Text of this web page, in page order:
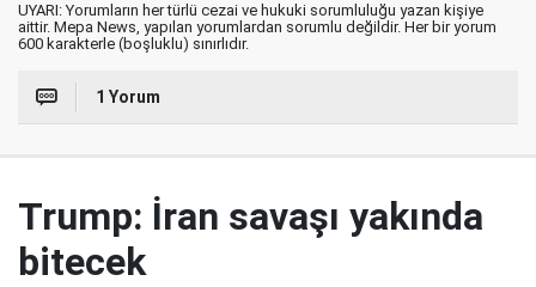
UYARI: Yorumların her türlü cezai ve hukuki sorumluluğu yazan kişiye
aittir. Mepa News, yapılan yorumlardan sorumlu değildir. Her bir yorum
600 karakterle (boşluklu) sınırlıdır.
1 Yorum
Trump: İran savaşı yakında
bitecek